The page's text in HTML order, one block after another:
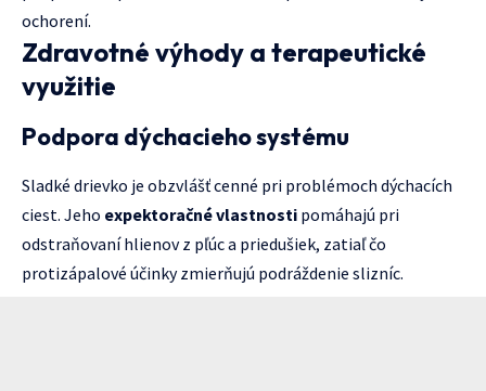
ochorení.
Zdravotné výhody a terapeutické
využitie
Podpora dýchacieho systému
Sladké drievko je obzvlášť cenné pri problémoch dýchacích
ciest. Jeho expektoračné vlastnosti pomáhajú pri
odstraňovaní hlienov z pľúc a priedušiek, zatiaľ čo
protizápalové účinky zmierňujú podráždenie slizníc.